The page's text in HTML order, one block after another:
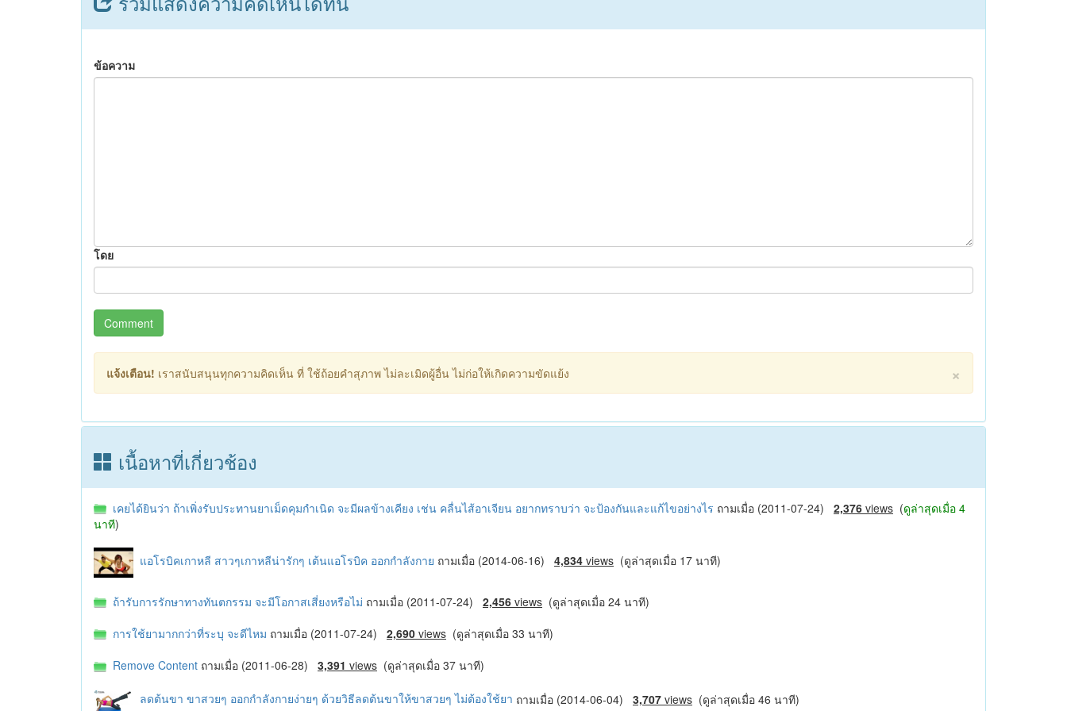
ข้อความ
โดย
Comment
×
แจ้งเตือน! เราสนับสนุนทุกความคิดเห็น ที่ ใช้ถ้อยคำสุภาพ ไม่ละเมิดผู้อื่น ไม่ก่อให้เกิดความขัดแย้ง
เนื้อหาที่เกี่ยวช้อง
เคยได้ยินว่า ถ้าเพิ่งรับประทานยาเม็ดคุมกำเนิด จะมีผลข้างเคียง เช่น คลื่นไส้อาเจียน อยากทราบว่า จะป้องกันและแก้ไขอย่างไร ถามเมื่อ (2011-07-24) 2,376 views (ดูล่าสุดเมื่อ 4
นาที)
แอโรบิคเกาหลี สาวๆเกาหลีน่ารักๆ เต้นแอโรบิค ออกกำลังกาย ถามเมื่อ (2014-06-16) 4,834 views (ดูล่าสุดเมื่อ 17 นาที)
ถ้ารับการรักษาทางทันตกรรม จะมีโอกาสเสี่ยงหรือไม่ ถามเมื่อ (2011-07-24) 2,456 views (ดูล่าสุดเมื่อ 24 นาที)
การใช้ยามากกว่าที่ระบุ จะดีไหม ถามเมื่อ (2011-07-24) 2,690 views (ดูล่าสุดเมื่อ 33 นาที)
Remove Content ถามเมื่อ (2011-06-28) 3,391 views (ดูล่าสุดเมื่อ 37 นาที)
ลดต้นขา ขาสวยๆ ออกกำลังกายง่ายๆ ด้วยวิธีลดต้นขาให้ขาสวยๆ ไม่ต้องใช้ยา ถามเมื่อ (2014-06-04) 3,707 views (ดูล่าสุดเมื่อ 46 นาที)